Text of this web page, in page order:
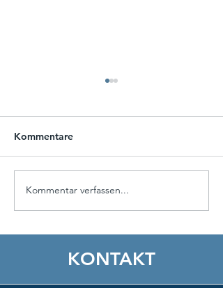
Top-Weiterbildung für
Lehrlingsausbilder
Lehrlingscoach
Kommentare
Kommentar verfassen...
KONTAKT